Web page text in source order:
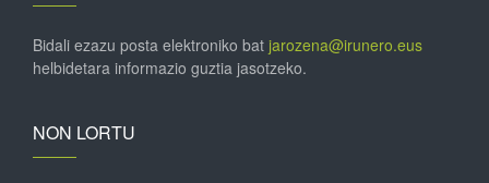
Bidali ezazu posta elektroniko bat jarozena@irunero.eus
helbidetara informazio guztia jasotzeko.
NON LORTU